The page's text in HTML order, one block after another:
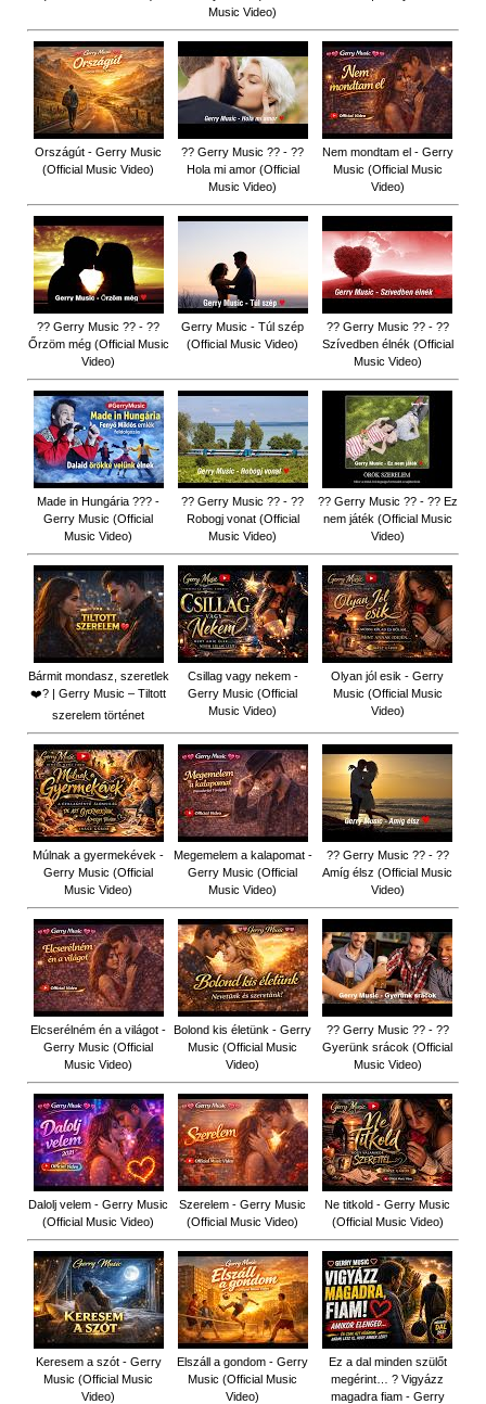
Music Video)
Országút - Gerry Music
(Official Music Video)
?? Gerry Music ?? - ??
Hola mi amor (Official
Music Video)
Nem mondtam el - Gerry
Music (Official Music
Video)
?? Gerry Music ?? - ??
Őrzöm még (Official Music
Video)
Gerry Music - Túl szép
(Official Music Video)
?? Gerry Music ?? - ??
Szívedben élnék (Official
Music Video)
Made in Hungária ??? -
Gerry Music (Official
Music Video)
?? Gerry Music ?? - ??
Robogj vonat (Official
Music Video)
?? Gerry Music ?? - ?? Ez
nem játék (Official Music
Video)
Bármit mondasz, szeretlek
❤️‍? | Gerry Music – Tiltott
szerelem történet
Csillag vagy nekem -
Gerry Music (Official
Music Video)
Olyan jól esik - Gerry
Music (Official Music
Video)
Múlnak a gyermekévek -
Gerry Music (Official
Music Video)
Megemelem a kalapomat -
Gerry Music (Official
Music Video)
?? Gerry Music ?? - ??
Amíg élsz (Official Music
Video)
Elcserélném én a világot -
Gerry Music (Official
Music Video)
Bolond kis életünk - Gerry
Music (Official Music
Video)
?? Gerry Music ?? - ??
Gyerünk srácok (Official
Music Video)
Dalolj velem - Gerry Music
(Official Music Video)
Szerelem - Gerry Music
(Official Music Video)
Ne titkold - Gerry Music
(Official Music Video)
Keresem a szót - Gerry
Music (Official Music
Video)
Elszáll a gondom - Gerry
Music (Official Music
Video)
Ez a dal minden szülőt
megérint… ? Vigyázz
magadra fiam - Gerry